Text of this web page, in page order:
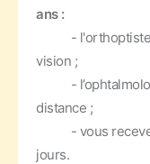
ans :
- l'orthoptiste
vision ;
-
distance ;
- vous recevez
jours.